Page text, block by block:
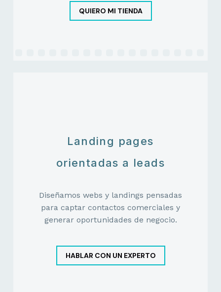
QUIERO MI TIENDA
Landing pages
orientadas a leads
Diseñamos webs y landings pensadas
para captar contactos comerciales y
generar oportunidades de negocio.
HABLAR CON UN EXPERTO